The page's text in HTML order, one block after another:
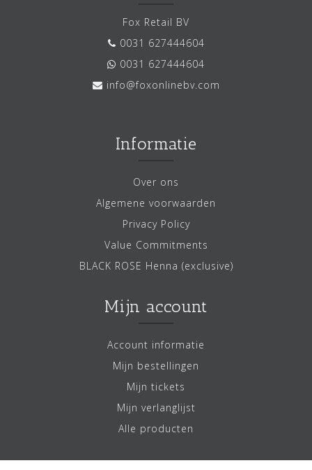
Fox Retail BV
0031 627444604
0031 627444604
info@foxonlinebv.com
Informatie
Over ons
Algemene voorwaarden
Privacy Policy
Value Commitments
BLACK ROSE Henna (exclusive)
Mijn account
Account informatie
Mijn bestellingen
Mijn tickets
Mijn verlanglijst
Alle producten